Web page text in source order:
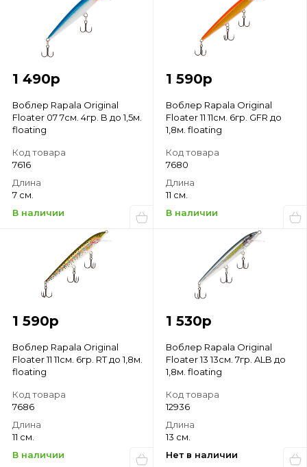
1 490р
Воблер Rapala Original
Floater 07 7см. 4гр. B до 1,5м.
floating
Код товара
7616
Длина
7 см.
В наличии
1 590р
Воблер Rapala Original
Floater 11 11см. 6гр. GFR до
1,8м. floating
Код товара
7680
Длина
11 см.
В наличии
1 590р
Воблер Rapala Original
Floater 11 11см. 6гр. RT до 1,8м.
floating
Код товара
7686
Длина
11 см.
В наличии
1 530р
Воблер Rapala Original
Floater 13 13см. 7гр. ALB до
1,8м. floating
Код товара
12936
Длина
13 см.
Нет в наличии